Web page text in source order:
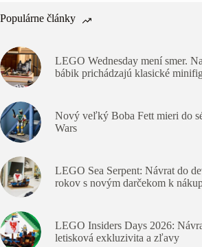
Populárne články
LEGO Wednesday mení smer.
bábik prichádzajú klasické
Nový veľký Boba Fett mieri do
Wars
LEGO Sea Serpent: Návrat do
rokov s novým darčekom k
LEGO Insiders Days 2026:
letisková exkluzivita a zľavy